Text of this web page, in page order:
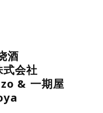
酒
会社
& 一期屋